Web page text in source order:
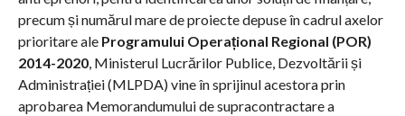
precum și numărul mare de proiecte depuse în cadrul axelor
prioritare ale Programului Operațional Regional (POR)
2014-2020, Ministerul Lucrărilor Publice, Dezvoltării și
Administrației (MLPDA) vine în sprijinul acestora prin
aprobarea Memorandumului de supracontractare a